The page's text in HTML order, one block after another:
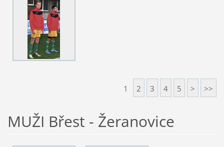
1 2 3 4 5 > >>
MUŽI Břest - Žeranovice